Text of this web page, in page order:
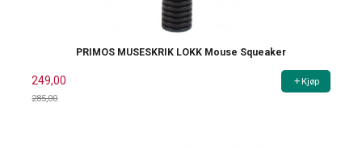
PRIMOS MUSESKRIK LOKK Mouse Squeaker
249,00
285,00
Kjøp